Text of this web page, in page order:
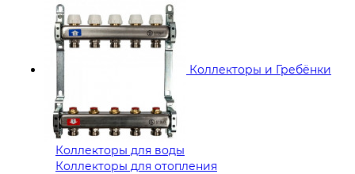
Коллекторы и Гребёнки
Коллекторы для воды
Коллекторы для отопления